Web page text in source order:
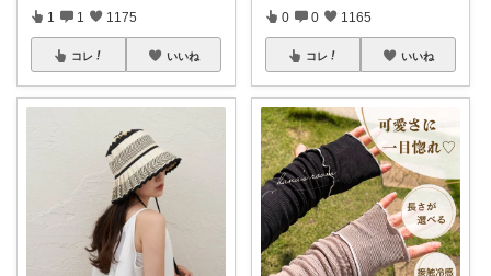
1 1 1175
コレ いいね
0 0 1165
コレ いいね